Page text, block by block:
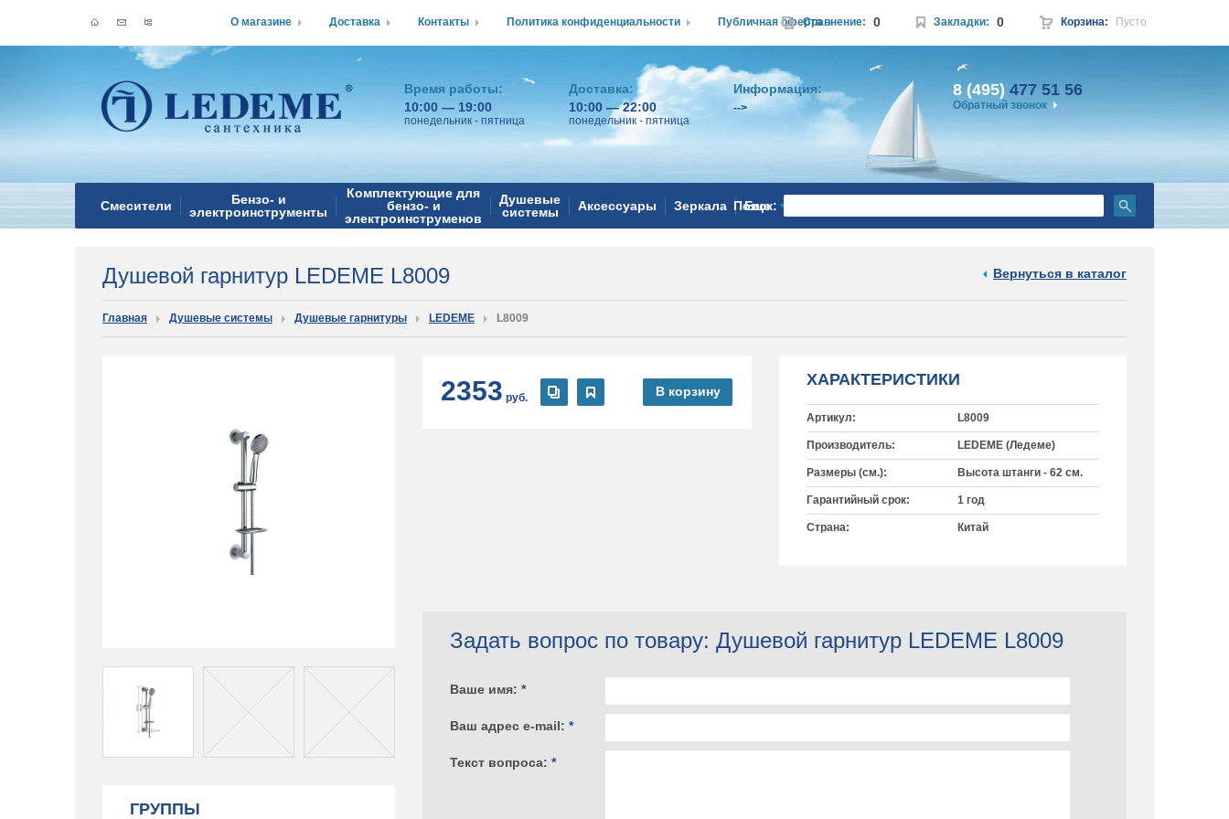
Время работы:
10:00 — 19:00
понедельник - пятница
Доставка:
10:00 — 22:00
понедельник - пятница
Информация:
-->
8 (495) 477 51 56
Обратный звонок
Смесители
Бензо- и
электроинструменты
Комплектующие для
бензо- и
электроинструменов
Душевые
системы
Аксессуары Зеркала Еще
Поиск:
Душевой гарнитур LEDEME L8009 Вернуться в каталог
Главная Душевые системы Душевые гарнитуры LEDEME L8009
ГРУППЫ
2353 руб. В корзину
ХАРАКТЕРИСТИКИ
Артикул: L8009
Производитель: LEDEME (Ледеме)
Размеры (см.): Высота штанги - 62 см.
Гарантийный срок: 1 год
Страна: Китай
Задать вопрос по товару: Душевой гарнитур LEDEME L8009
Ваше имя: *
Ваш адрес e-mail: *
Текст вопроса: *
О магазине Доставка Контакты Политика конфиденциальности Публичная оферта Корзина: Пусто
Закладки: 0
Сравнение: 0